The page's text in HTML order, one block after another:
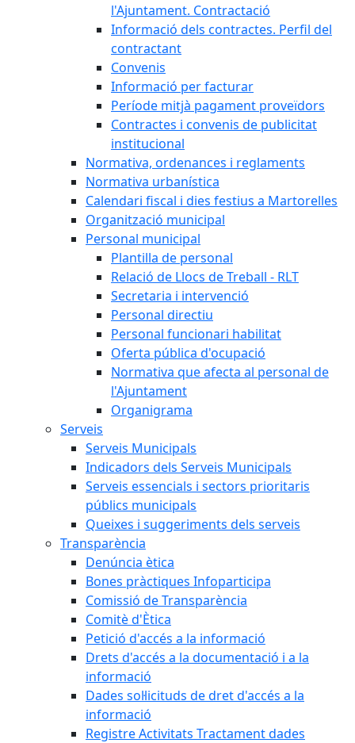
l'Ajuntament. Contractació
Informació dels contractes. Perfil del
contractant
Convenis
Informació per facturar
Període mitjà pagament proveïdors
Contractes i convenis de publicitat
institucional
Normativa, ordenances i reglaments
Normativa urbanística
Calendari fiscal i dies festius a Martorelles
Organització municipal
Personal municipal
Plantilla de personal
Relació de Llocs de Treball - RLT
Secretaria i intervenció
Personal directiu
Personal funcionari habilitat
Oferta pública d'ocupació
Normativa que afecta al personal de
l'Ajuntament
Organigrama
Serveis
Serveis Municipals
Indicadors dels Serveis Municipals
Serveis essencials i sectors prioritaris
públics municipals
Queixes i suggeriments dels serveis
Transparència
Denúncia ètica
Bones pràctiques Infoparticipa
Comissió de Transparència
Comitè d'Ètica
Petició d'accés a la informació
Drets d'accés a la documentació i a la
informació
Dades sol·licituds de dret d'accés a la
informació
Registre Activitats Tractament dades